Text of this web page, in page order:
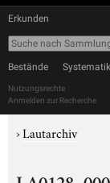
Erkunden
Bestände Systematik
Nutzungsrechte
Anmelden zur Recherche
›Lautarchiv